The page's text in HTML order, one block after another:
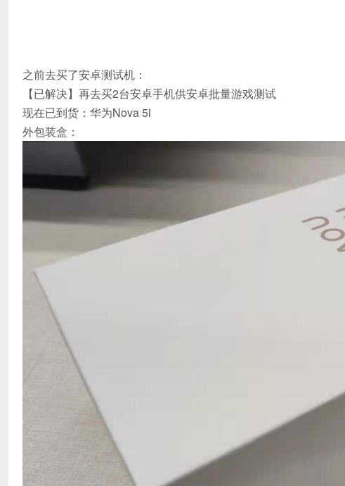
之前去买了安卓测试机：
【已解决】再去买2台安卓手机供安卓批量游戏测试
现在已到货：华为Nova 5i
外包装盒：